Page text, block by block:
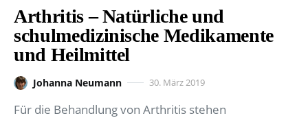
Arthritis – Natürliche und
schulmedizinische Medikamente
und Heilmittel
Johanna Neumann 30. März 2019
Für die Behandlung von Arthritis stehen